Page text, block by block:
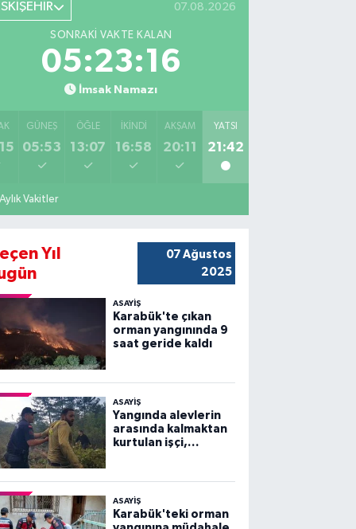
07.08.2026
SONRAKI VAKTE KALAN
05:23:15
İmsak Namazı
GÜNEŞ
05:53
ÖĞLE
13:07
İKINDI
16:58
AKŞAM
20:11
YATSI
21:42
Aylık Vakitler
Yıl
07 Ağustos
2025
ASAYİŞ
Karabük'te çıkan
orman yangınında 9
saat geride kaldı
ASAYİŞ
Yangında alevlerin
arasında kalmaktan
kurtulan işçi,
panik yaşadı
ASAYİŞ
Karabük'teki orman